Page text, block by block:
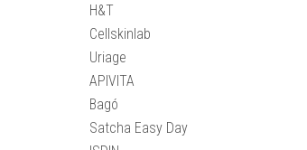
H&T
Cellskinlab
Uriage
APIVITA
Bagó
Satcha Easy Day